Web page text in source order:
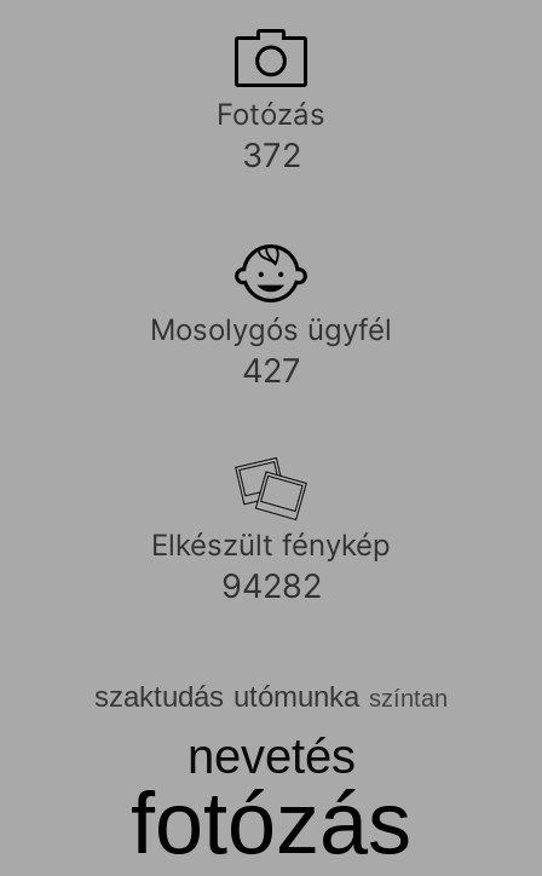
Fotózás
372
Mosolygós ügyfél
427
Elkészült fénykép
94282
szaktudás utómunka színtan
nevetés
fotózás